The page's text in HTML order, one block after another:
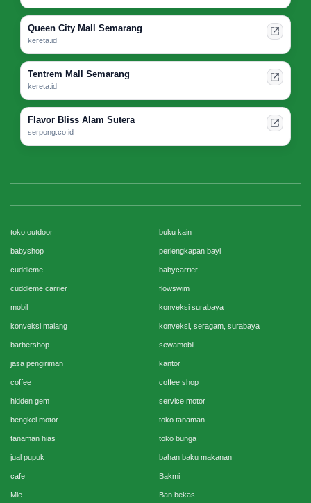
Queen City Mall Semarang
kereta.id
Tentrem Mall Semarang
kereta.id
Flavor Bliss Alam Sutera
serpong.co.id
toko outdoor buku kain
babyshop perlengkapan bayi
cuddleme babycarrier
cuddleme carrier flowswim
mobil konveksi surabaya
konveksi malang konveksi, seragam, surabaya
barbershop sewamobil
jasa pengiriman kantor
coffee coffee shop
hidden gem service motor
bengkel motor toko tanaman
tanaman hias toko bunga
jual pupuk bahan baku makanan
cafe Bakmi
Mie Ban bekas